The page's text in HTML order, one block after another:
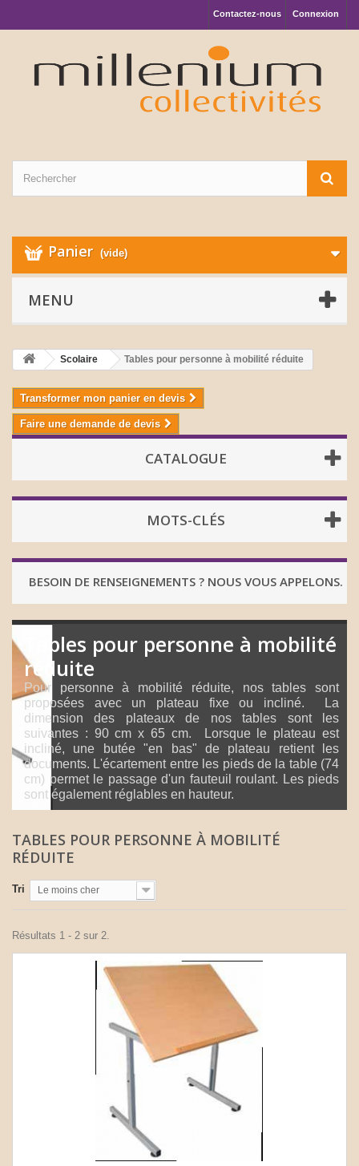
Connexion
Contactez-nous
Panier (vide)
MENU
Scolaire Tables pour personne à mobilité réduite
Transformer mon panier en devis
Faire une demande de devis
CATALOGUE
MOTS-CLÉS
BESOIN DE RENSEIGNEMENTS ? NOUS VOUS APPELONS.
Tables pour personne à mobilité
réduite
Pour personne à mobilité réduite, nos tables sont
proposées avec un plateau fixe ou incliné. La
dimension des plateaux de nos tables sont les
suivantes : 90 cm x 65 cm. Lorsque le plateau est
incliné, une butée "en bas" de plateau retient les
documents. L'écartement entre les pieds de la table (74
cm) permet le passage d'un fauteuil roulant. Les pieds
sont également réglables en hauteur.
TABLES POUR PERSONNE À MOBILITÉ
RÉDUITE
Tri Le moins cher
Résultats 1 - 2 sur 2.